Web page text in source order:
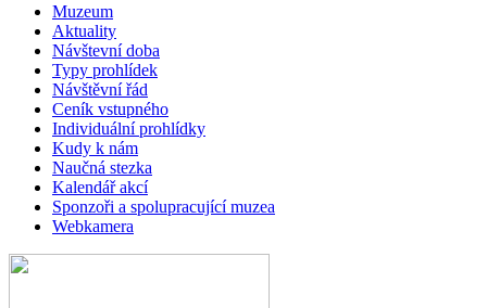
Muzeum
Aktuality
Návštevní doba
Typy prohlídek
Návštěvní řád
Ceník vstupného
Individuální prohlídky
Kudy k nám
Naučná stezka
Kalendář akcí
Sponzoři a spolupracující muzea
Webkamera